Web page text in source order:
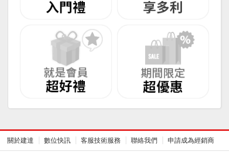
關於建達 數位快訊 客服技術服務 聯絡我們 申請成為經銷商